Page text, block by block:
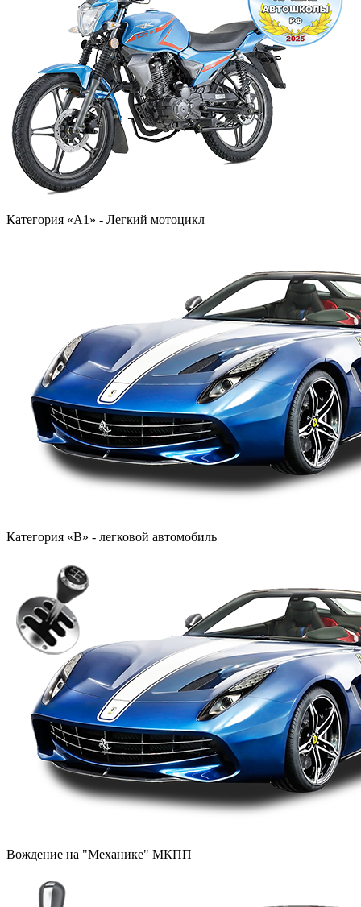
Категория «A1» - Легкий мотоцикл
Категория «B» - легковой автомобиль
Вождение на "Механике" МКПП